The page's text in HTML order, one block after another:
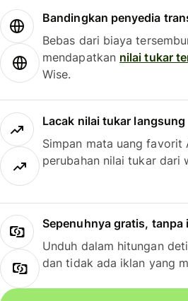
Bandingkan penyedia
Bebas dari biaya
mendapatkan nilai tukar
Wise.
Lacak nilai tukar langsung
Simpan mata uang favorit
perubahan nilai tukar dari
Sepenuhnya gratis, tanpa
Unduh dalam hitungan
dan tidak ada iklan yang